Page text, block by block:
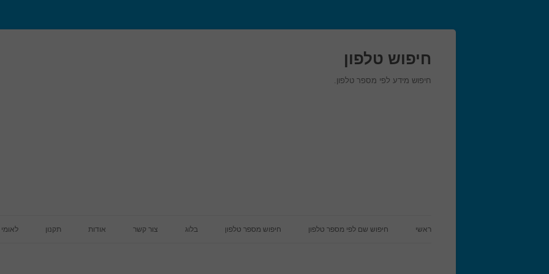
חיפוש טלפון
חיפוש מידע לפי מספר טלפון.
ראשי חיפוש שם לפי מספר טלפון חיפוש מספר טלפון בלוג צור קשר אודות תקנון